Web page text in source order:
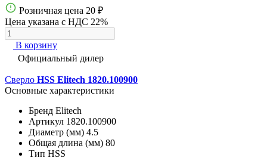
Розничная цена 20 ₽
Цена указана с НДС 22%
В корзину
Официальный дилер
Сверло HSS Elitech 1820.100900
Основные характеристики
Бренд Elitech
Артикул 1820.100900
Диаметр (мм) 4.5
Общая длина (мм) 80
Тип HSS